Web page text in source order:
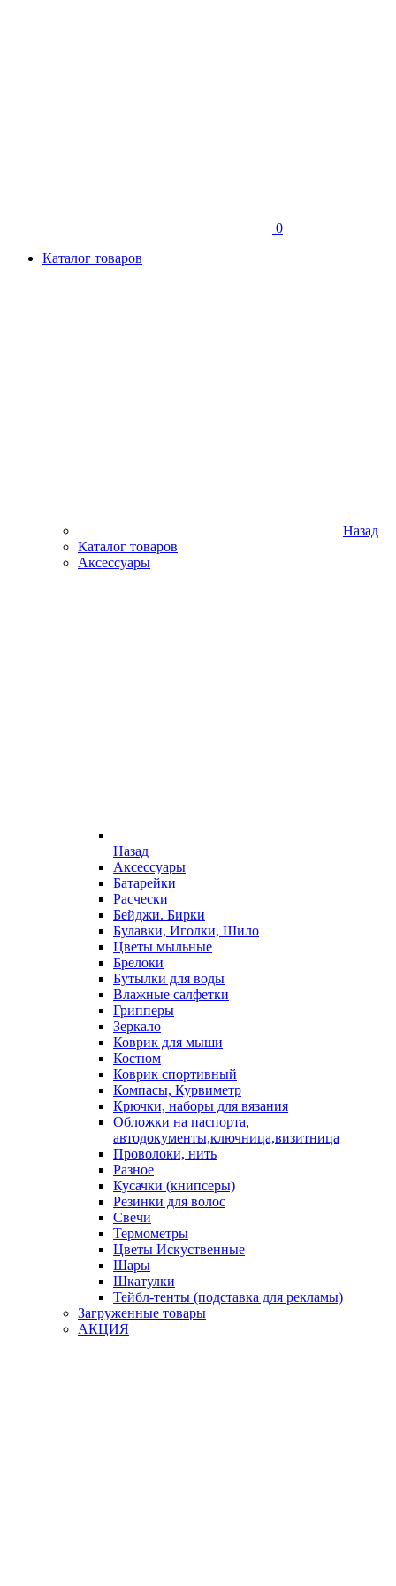
0
Каталог товаров
Назад
Каталог товаров
Аксессуары
Назад
Аксессуары
Батарейки
Расчески
Бейджи. Бирки
Булавки, Иголки, Шило
Цветы мыльные
Брелоки
Бутылки для воды
Влажные салфетки
Грипперы
Зеркало
Коврик для мыши
Костюм
Коврик спортивный
Компасы, Курвиметр
Крючки, наборы для вязания
Обложки на паспорта,
автодокументы,ключница,визитница
Проволоки, нить
Разное
Кусачки (книпсеры)
Резинки для волос
Свечи
Термометры
Цветы Искуственные
Шары
Шкатулки
Тейбл-тенты (подставка для рекламы)
Загруженные товары
АКЦИЯ